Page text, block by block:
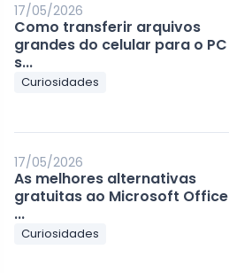
17/05/2026
Como transferir arquivos
grandes do celular para o PC
s...
Curiosidades
17/05/2026
As melhores alternativas
gratuitas ao Microsoft Office
...
Curiosidades